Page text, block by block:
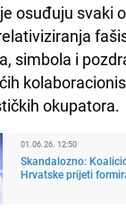
osuđuju svaki
simbola i
okupatora.
01.06.26. 12:50
Skandalozno:
Hrvatske prijeti